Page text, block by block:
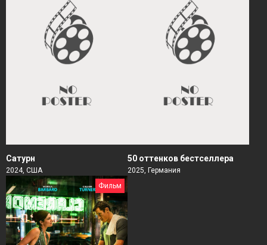
Сатурн
2024, США
50 оттенков бестселлера
2025, Германия
Фильм